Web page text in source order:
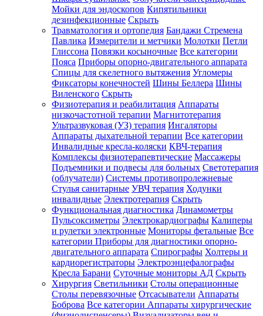
Мойки для эндоскопов Кипятильники
дезинфекционные Скрыть
Травматология и ортопедия Бандажи Стремена
Павлика Измерители и метчики Молотки Петли
Глиссона Повязки косыночные Все категории
Пояса Приборы опорно-двигательного аппарата
Спицы для скелетного вытяжения Угломеры
Фиксаторы конечностей Шины Беллера Шины
Виленского Скрыть
Физиотерапия и реабилитация Аппараты
низкочастотной терапии Магнитотерапия
Ультразвуковая (УЗ) терапия Ингаляторы
Аппараты дыхательной терапии Все категории
Инвалидные кресла-коляски КВЧ-терапия
Комплексы физиотерапевтические Массажеры
Подъемники и подвесы для больных Светотерапия
(облучатели) Системы противопролежневые
Стулья санитарные УВЧ терапия Ходунки
инвалидные Электротерапия Скрыть
Функциональная диагностика Динамометры
Пульсоксиметры Электрокардиографы Калиперы
и рулетки электронные Мониторы фетальные Все
категории Приборы для диагностики опорно-
двигательного аппарата Спирографы Холтеры и
кардиорегистраторы Электроэнцефалографы
Кресла Барани Суточные мониторы АД Скрыть
Хирургия Светильники Столы операционные
Столы перевязочные Отсасыватели Аппараты
Боброва Все категории Аппараты хирургические